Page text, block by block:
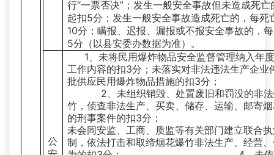
行“一票否决”；发生一般安全事故但未造成死亡
起扣5分；发生一般安全事故造成死亡的，每死
10分；瞒报、迟报、漏报或不报安全事故的，
5分（以县安委办数据为准）。
公
1、未将民用爆炸物品安全监督管理纳入年
工作内容的扣3分；未落实对非法违法生产企业
批供应民用爆炸物品措施的扣3分；
2、未组织销毁、处置废旧和罚没的非法
竹，侦查非法生产、买卖、储存、运输、邮寄
的刑事案件的扣3分；
未会同安监、工商、质监等有关部门建立联合
制，依法打击和取缔烟花爆竹非法生产、经营